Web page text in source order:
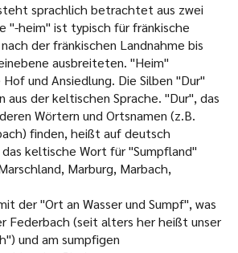
sprachlich betrachtet aus zwei
"-heim" ist typisch für fränkische
der fränkischen Landnahme bis
ausbreiteten. "Heim"
und Ansiedlung. Die Silben "Dur"
aus der keltischen Sprache. "Dur", das
Wörtern und Ortsnamen (z.B.
finden, heißt auf deutsch
keltische Wort für "Sumpfland"
Marburg, Marbach,
der "Ort an Wasser und Sumpf", was
Federbach (seit alters her heißt unser
und am sumpfigen